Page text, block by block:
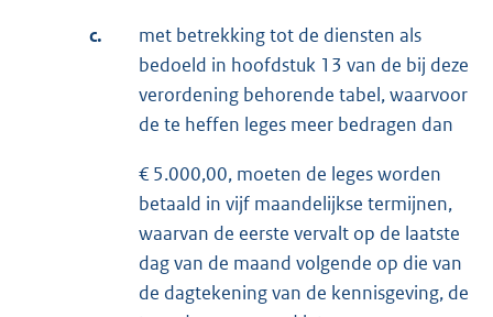
c.
met betrekking tot de diensten als
bedoeld in hoofdstuk 13 van de bij deze
verordening behorende tabel, waarvoor
de te heffen leges meer bedragen dan
€ 5.000,00, moeten de leges worden
betaald in vijf maandelijkse termijnen,
waarvan de eerste vervalt op de laatste
dag van de maand volgende op die van
de dagtekening van de kennisgeving, de